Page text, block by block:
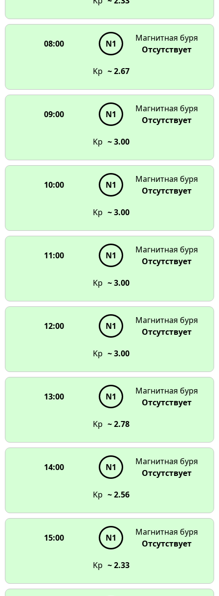
08:00 N1
Магнитная буря
Отсутствует
Kp ~ 2.67
09:00 N1
Магнитная буря
Отсутствует
Kp ~ 3.00
10:00 N1
Магнитная буря
Отсутствует
Kp ~ 3.00
11:00 N1
Магнитная буря
Отсутствует
Kp ~ 3.00
12:00 N1
Магнитная буря
Отсутствует
Kp ~ 3.00
13:00 N1
Магнитная буря
Отсутствует
Kp ~ 2.78
14:00 N1
Магнитная буря
Отсутствует
Kp ~ 2.56
15:00 N1
Магнитная буря
Отсутствует
Kp ~ 2.33